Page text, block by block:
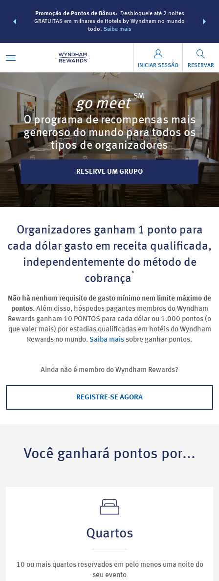
também
SAIBA
Promoção de Pontos de Bônus:
Desbloqueie até 2 noites
GRATUITAS em milhares de Hotels by Wyndham no mundo
todo. Saiba mais
com os
pontos
INICIAR SESSÃO RESERVAR
go meetSM
O programa de recompensas mais
generoso do mundo para todos os
tipos de organizadores
RESERVE UM GRUPO
Organizadores ganham 1 ponto para
cada dólar gasto em receita qualificada,
independentemente do método de
cobrança*
Não há nenhum requisito de gasto mínimo nem limite máximo de
pontos. Além disso, hóspedes pagantes membros do Wyndham
Rewards ganham 10 PONTOS para cada dólar ou 1.000 pontos (o
que valer mais) por estadias qualificadas em hotéis do Wyndham
Rewards no mundo. Saiba mais sobre ganhar pontos.
Ainda não é membro do Wyndham Rewards?
REGISTRE-SE AGORA
Você ganhará pontos por...
Quartos
10 ou mais quartos reservados em pelo menos uma noite do
seu evento